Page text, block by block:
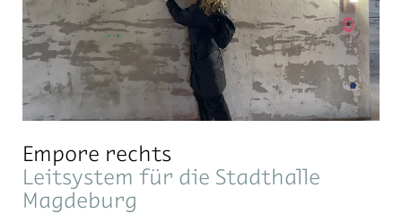
Empore rechts
Leitsystem für die Stadthalle
Magdeburg